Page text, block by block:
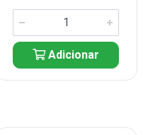
Adicionar